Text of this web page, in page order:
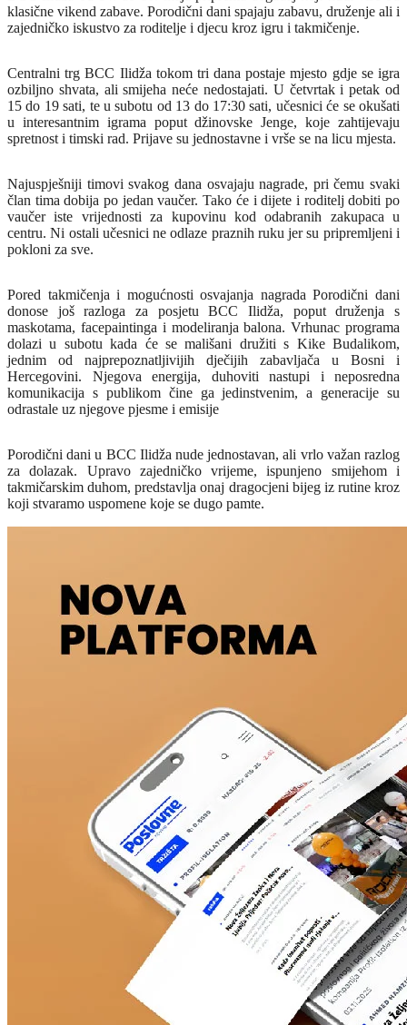
klasične vikend zabave. Porodični dani spajaju zabavu, druženje ali i
zajedničko iskustvo za roditelje i djecu kroz igru i takmičenje.
Centralni trg BCC Ilidža tokom tri dana postaje mjesto gdje se igra
ozbiljno shvata, ali smijeha neće nedostajati. U četvrtak i petak od
15 do 19 sati, te u subotu od 13 do 17:30 sati, učesnici će se okušati
u interesantnim igrama poput džinovske Jenge, koje zahtijevaju
spretnost i timski rad. Prijave su jednostavne i vrše se na licu mjesta.
Najuspješniji timovi svakog dana osvajaju nagrade, pri čemu svaki
član tima dobija po jedan vaučer. Tako će i dijete i roditelj dobiti po
vaučer iste vrijednosti za kupovinu kod odabranih zakupaca u
centru. Ni ostali učesnici ne odlaze praznih ruku jer su pripremljeni i
pokloni za sve.
Pored takmičenja i mogućnosti osvajanja nagrada Porodični dani
donose još razloga za posjetu BCC Ilidža, poput druženja s
maskotama, facepaintinga i modeliranja balona. Vrhunac programa
dolazi u subotu kada će se mališani družiti s Kike Budalikom,
jednim od najprepoznatljivijih dječijih zabavljača u Bosni i
Hercegovini. Njegova energija, duhoviti nastupi i neposredna
komunikacija s publikom čine ga jedinstvenim, a generacije su
odrastale uz njegove pjesme i emisije
Porodični dani u BCC Ilidža nude jednostavan, ali vrlo važan razlog
za dolazak. Upravo zajedničko vrijeme, ispunjeno smijehom i
takmičarskim duhom, predstavlja onaj dragocjeni bijeg iz rutine kroz
koji stvaramo uspomene koje se dugo pamte.